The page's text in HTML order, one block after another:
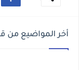
أخر المواضيع من